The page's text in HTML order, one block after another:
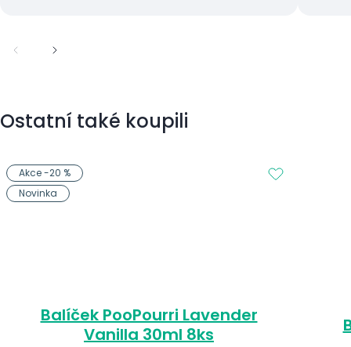
Ostatní také koupili
Balíček PooPourri Lavender
Vanilla 30ml 8ks
Akce -20 %
Novinka